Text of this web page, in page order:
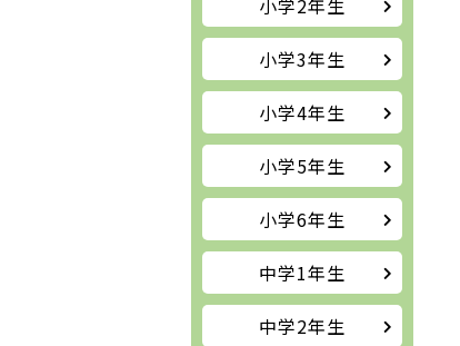
小学2年生
小学3年生
小学4年生
小学5年生
小学6年生
中学1年生
中学2年生